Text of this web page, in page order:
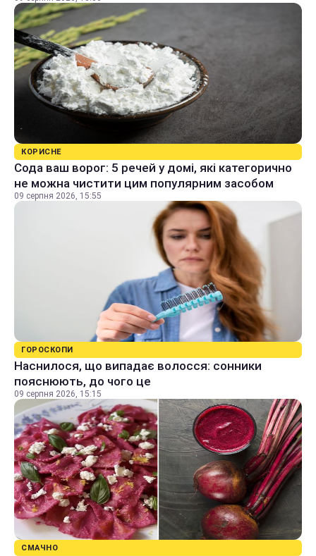
КОРИСНЕ
Сода ваш ворог: 5 речей у домі, які категорично
не можна чистити цим популярним засобом
09 серпня 2026, 15:55
ГОРОСКОПИ
Наснилося, що випадає волосся: сонники
пояснюють, до чого це
09 серпня 2026, 15:15
СМАЧНО